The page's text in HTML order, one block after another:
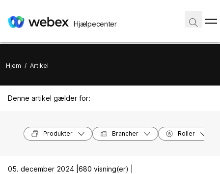
Hjælpecenter
Hjem / Artikel
Denne artikel gælder for:
Produkter Brancher Roller
05. december 2024 | 680 visning(er) |